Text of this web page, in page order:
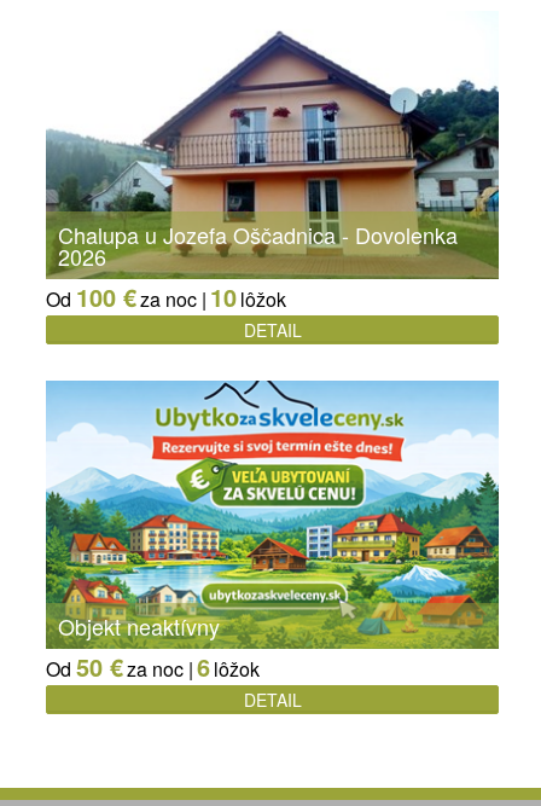
Chalupa u Jozefa Oščadnica - Dovolenka
2026
Od 100 €za noc | 10lôžok
DETAIL
Objekt neaktívny
Od 50 €za noc |6lôžok
DETAIL